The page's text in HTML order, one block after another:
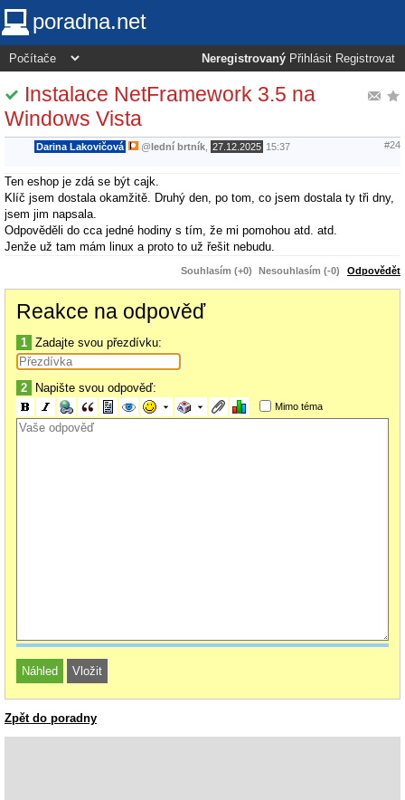
poradna.net
Neregistrovaný Přihlásit Registrovat
Instalace NetFramework 3.5 na
Windows Vista
Darina Lakovičová @lední brtník 27.12.2025 15:37 #24
Ten eshop je zdá se být cajk.
Klíč jsem dostala okamžitě. Druhý den, po tom, co jsem dostala ty tři dny,
jsem jim napsala.
Odpověděli do cca jedné hodiny s tím, že mi pomohou atd. atd.
Jenže už tam mám linux a proto to už řešit nebudu.
Souhlasím (+0) Nesouhlasím (-0) Odpovědět
Reakce na odpověď
1 Zadajte svou přezdívku:
2 Napište svou odpověď:
Mimo téma
Zpět do poradny